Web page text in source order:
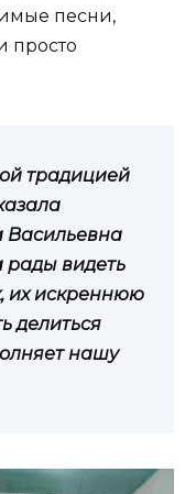
песни,
просто
традицией
видеть
их искреннюю
делиться
нашу